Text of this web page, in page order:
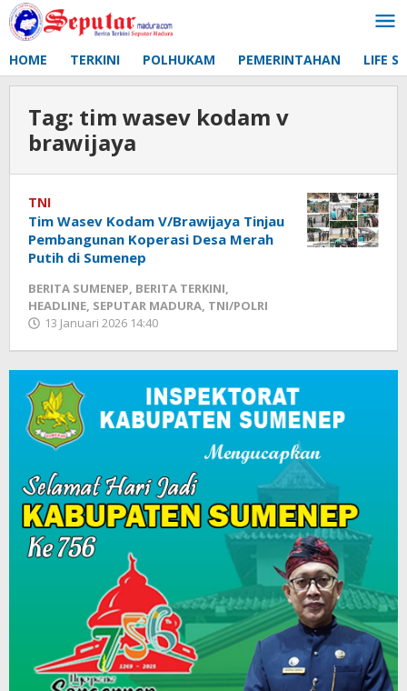
Lewati
ke
HOME TERKINI POLHUKAM PEMERINTAHAN LIFE
Tag: tim wasev kodam v
brawijaya
TNI
Tim Wasev Kodam V/Brawijaya Tinjau
Pembangunan Koperasi Desa Merah
Putih di Sumenep
BERITA SUMENEP, BERITA TERKINI,
HEADLINE, SEPUTAR MADURA, TNI/POLRI
13 Januari 2026 14:40